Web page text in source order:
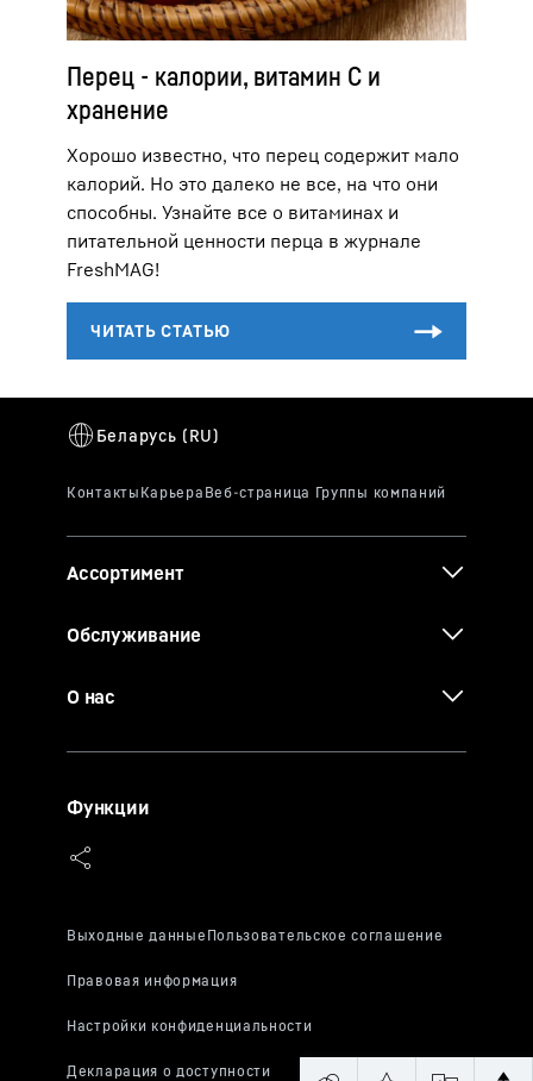
Перец - калории, витамин С и
хранение
Хорошо известно, что перец содержит мало
калорий. Но это далеко не все, на что они
способны. Узнайте все о витаминах и
питательной ценности перца в журнале
FreshMAG!
Ассортимент
Обслуживание
О нас
Функции